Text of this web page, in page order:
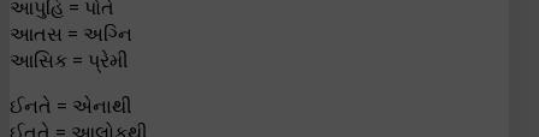
આપુહિ = પોતે
આતસ = અગ્નિ
આસિક = પ્રેમી
ઈનતે = એનાથી